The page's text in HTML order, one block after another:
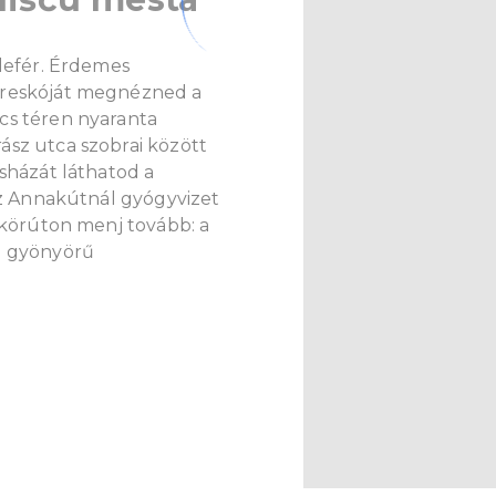
Érdemes
megnézned a
téren nyaranta
utca szobrai között
láthatod a
Annakútnál gyógyvizet
menj tovább: a
gyönyörű